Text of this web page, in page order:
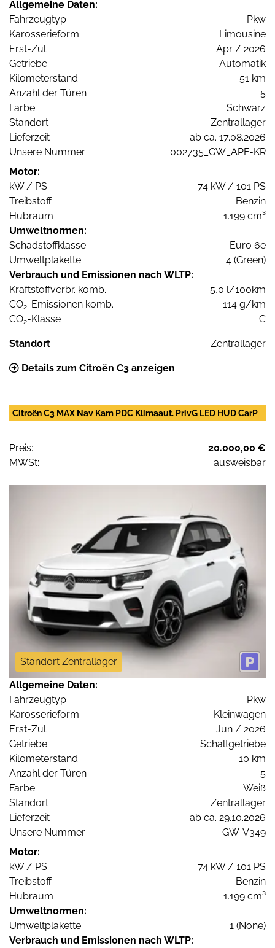
Allgemeine Daten:
Fahrzeugtyp
Pkw
Karosserieform
Limousine
Erst-Zul.
Apr / 2026
Getriebe
Automatik
Kilometerstand
51 km
Anzahl der Türen
5
Farbe
Schwarz
Standort
Zentrallager
Lieferzeit
ab ca. 17.08.2026
Unsere Nummer
002735_GW_APF-KR
Motor:
kW / PS
74 kW / 101 PS
Treibstoff
Benzin
Hubraum
1.199 cm³
Umweltnormen:
Schadstoffklasse
Euro 6e
Umweltplakette
4 (Green)
Verbrauch und Emissionen nach WLTP:
Kraftstoffverbr. komb.
5,0 l/100km
CO2-Emissionen komb.
114 g/km
CO2-Klasse C
Standort Zentrallager
Details zum Citroën C3 anzeigen
Citroën C3 MAX Nav Kam PDC Klimaaut. PrivG LED HUD CarP
Preis:
20.000,00 €
MWSt:
ausweisbar
Standort Zentrallager
Allgemeine Daten:
Fahrzeugtyp
Pkw
Karosserieform
Kleinwagen
Erst-Zul.
Jun / 2026
Getriebe
Schaltgetriebe
Kilometerstand
10 km
Anzahl der Türen
5
Farbe
Weiß
Standort
Zentrallager
Lieferzeit
ab ca. 29.10.2026
Unsere Nummer
GW-V349
Motor:
kW / PS
74 kW / 101 PS
Treibstoff
Benzin
Hubraum
1.199 cm³
Umweltnormen:
Umweltplakette
1 (None)
Verbrauch und Emissionen nach WLTP: